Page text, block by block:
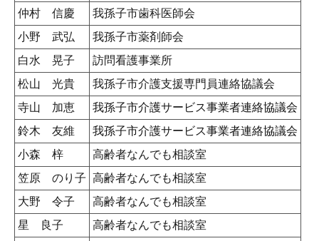
仲村 信慶
我孫子市歯科医師会
小野 武弘
我孫子市薬剤師会
白水 晃子
訪問看護事業所
松山 光貴
我孫子市介護支援専門員連絡協議会
寺山 加恵
我孫子市介護サービス事業者連絡協議会
鈴木 友維
我孫子市介護サービス事業者連絡協議会
小森 梓
高齢者なんでも相談室
笠原 のり子 高齢者なんでも相談室
大野 令子
高齢者なんでも相談室
星 良子
高齢者なんでも相談室